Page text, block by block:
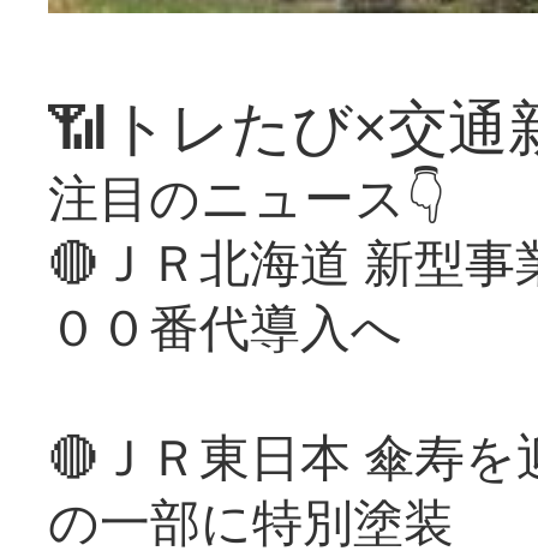
📶トレたび×交通
注目のニュース👇
🔴ＪＲ北海道 新型
００番代導入へ
🔴ＪＲ東日本 傘寿
の一部に特別塗装